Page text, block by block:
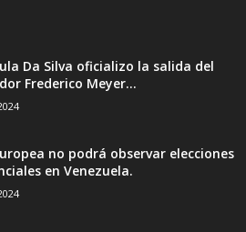
Da Silva oficializo la salida del
Frederico Meyer...
no podrá observar elecciones
en Venezuela.